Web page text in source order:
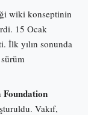
wiki konseptinin
15 Ocak
İlk yılın sonunda
Vakıf,